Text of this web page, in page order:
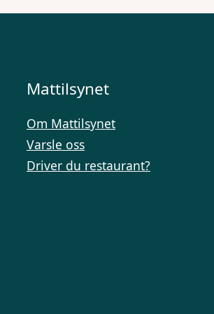
Mattilsynet
Om Mattilsynet
Varsle oss
Driver du restaurant?